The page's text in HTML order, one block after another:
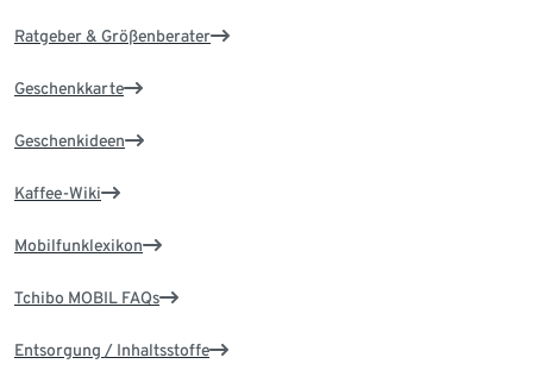
Ratgeber & Größenberater
Geschenkkarte
Geschenkideen
Kaffee-Wiki
Mobilfunklexikon
Tchibo MOBIL FAQs
Entsorgung / Inhaltsstoffe